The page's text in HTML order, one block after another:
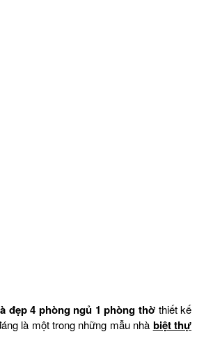
đẹp 4 phòng ngủ 1 phòng thờthiết kế
là một trong những mẫu nhà biệt thự